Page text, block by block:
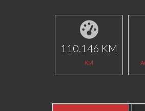
110.146 KM
KM